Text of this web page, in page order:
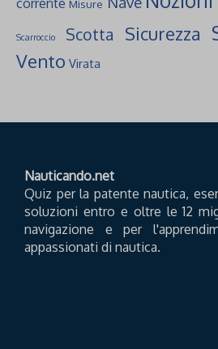
Misure
Scarroccio Scotta Sicurezza
Vento Virata
Nauticando.net
Quiz per la patente nautica,
soluzioni entro e oltre le 12
navigazione e per
appassionati di nautica.